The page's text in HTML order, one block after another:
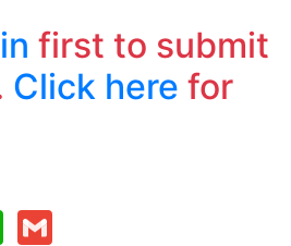
first to submit
Click here for